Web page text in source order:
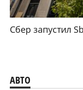
Сбер запустил
АВТО